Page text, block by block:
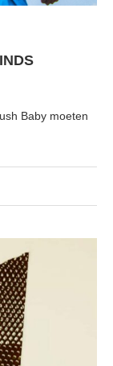
Baby moeten